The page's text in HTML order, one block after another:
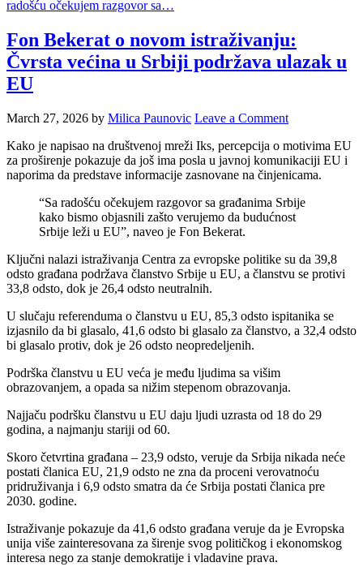
radošću očekujem razgovor sa…
Fon Bekerat o novom istraživanju:
Čvrsta većina u Srbiji podržava ulazak u
EU
March 27, 2026 by Milica Paunovic Leave a Comment
Kako je napisao na društvenoj mreži Iks, percepcija o motivima EU
za proširenje pokazuje da još ima posla u javnoj komunikaciji EU i
naporima da predstave informacije zasnovane na činjenicama.
“Sa radošću očekujem razgovor sa građanima Srbije
kako bismo objasnili zašto verujemo da budućnost
Srbije leži u EU”, naveo je Fon Bekerat.
Ključni nalazi istraživanja Centra za evropske politike su da 39,8
odsto građana podržava članstvo Srbije u EU, a članstvu se protivi
33,8 odsto, dok je 26,4 odsto neutralnih.
U slučaju referenduma o članstvu u EU, 85,3 odsto ispitanika se
izjasnilo da bi glasalo, 41,6 odsto bi glasalo za članstvo, a 32,4 odsto
bi glasalo protiv, dok je 26 odsto neopredeljenih.
Podrška članstvu u EU veća je među ljudima sa višim
obrazovanjem, a opada sa nižim stepenom obrazovanja.
Najjaču podršku članstvu u EU daju ljudi uzrasta od 18 do 29
godina, a najmanju stariji od 60.
Skoro četvrtina građana – 23,9 odsto, veruje da Srbija nikada neće
postati članica EU, 21,9 odsto ne zna da proceni verovatnoću
pridruživanja i 6,9 odsto smatra da će Srbija postati članica pre
2030. godine.
Istraživanje pokazuje da 41,6 odsto građana veruje da je Evropska
unija više zainteresovana za širenje svog političkog i ekonomskog
interesa nego za stanje demokratije i vladavine prava.